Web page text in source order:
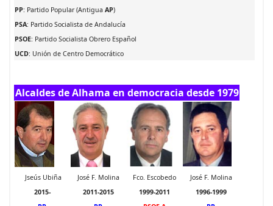
PP: Partido Popular (Antigua AP)
PSA: Partido Socialista de Andalucía
PSOE: Partido Socialista Obrero Español
UCD: Unión de Centro Democrático
Alcaldes de Alhama en democracia desde 1979
Jseús Ubiña
2015-
José F. Molina
2011-2015
Fco. Escobedo
1999-2011
José F. Molina
1996-1999